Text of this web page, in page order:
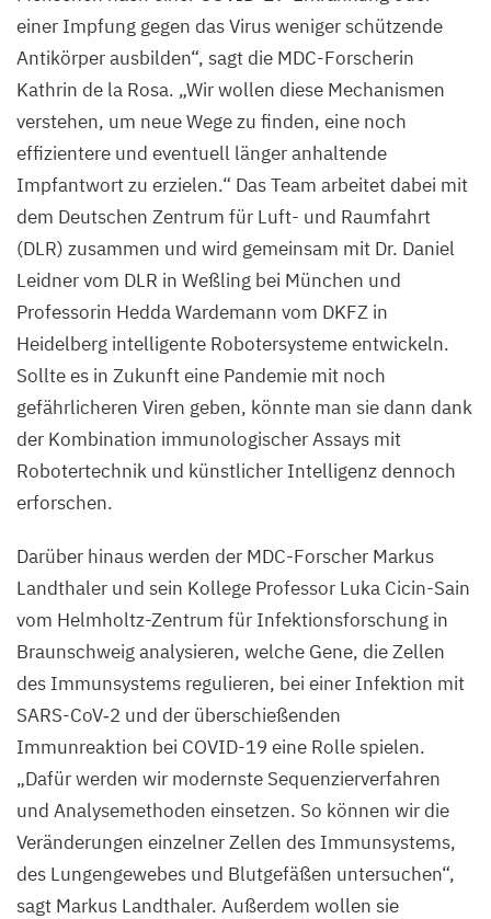
einer Impfung gegen das Virus weniger schützende
Antikörper ausbilden“, sagt die MDC-Forscherin
Kathrin de la Rosa. „Wir wollen diese Mechanismen
verstehen, um neue Wege zu finden, eine noch
effizientere und eventuell länger anhaltende
Impfantwort zu erzielen.“ Das Team arbeitet dabei mit
dem Deutschen Zentrum für Luft- und Raumfahrt
(DLR) zusammen und wird gemeinsam mit Dr. Daniel
Leidner vom DLR in Weßling bei München und
Professorin Hedda Wardemann vom DKFZ in
Heidelberg intelligente Robotersysteme entwickeln.
Sollte es in Zukunft eine Pandemie mit noch
gefährlicheren Viren geben, könnte man sie dann dank
der Kombination immunologischer Assays mit
Robotertechnik und künstlicher Intelligenz dennoch
erforschen.
Darüber hinaus werden der MDC-Forscher Markus
Landthaler und sein Kollege Professor Luka Cicin-Sain
vom Helmholtz-Zentrum für Infektionsforschung in
Braunschweig analysieren, welche Gene, die Zellen
des Immunsystems regulieren, bei einer Infektion mit
SARS-CoV‑2 und der überschießenden
Immunreaktion bei COVID-19 eine Rolle spielen.
„Dafür werden wir modernste Sequenzierverfahren
und Analysemethoden einsetzen. So können wir die
Veränderungen einzelner Zellen des Immunsystems,
des Lungengewebes und Blutgefäßen untersuchen“,
sagt Markus Landthaler. Außerdem wollen sie